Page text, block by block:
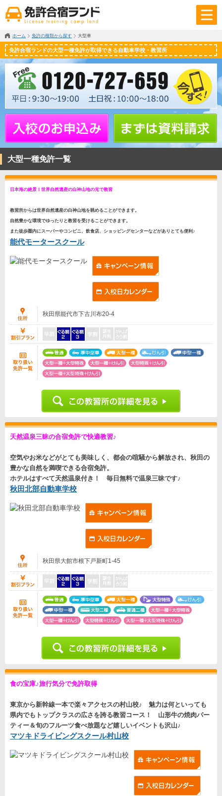
ホーム 免許の種類から探す 大型車
免許合宿ランドの大型一種免許が取得できる自動車学校・教習所
大型一種免許一覧
日本海の絶景！世界自然遺産の白神山地の元で教習
教習所からは世界自然遺産の白神山地を眺めることができます。
自然豊かな環境でゆったりと教習を受けることができます。
また徒歩圏内にスーパーやコンビニ、飲食店、ショッピングセンターなどがありとても便利♪
能代モータースクール
秋田県能代市下古川布20-4
天然温泉三昧の合宿免許で快適教習♪
空気やお米などがとても美味しく、都会の喧騒から解放され、秋田の
豊かな自然を満喫できる合宿免許。
ホテルはすべて天然温泉付き！ 毎日無料で温泉三昧です♪
秋田北部自動車学校
秋田県大館市根下戸新町1-45
食の宝庫♪旅行気分で免許取得
東京から新幹線一本で楽々アクセスの村山校♪ 魅力は何といっても
県内でもトップクラスの広さを誇る教習コース！ 山形牛の焼肉パー
ティー＆旬のフルーツ食べ放題など嬉しいイベントも沢山♪
マツキドライビングスクール村山校